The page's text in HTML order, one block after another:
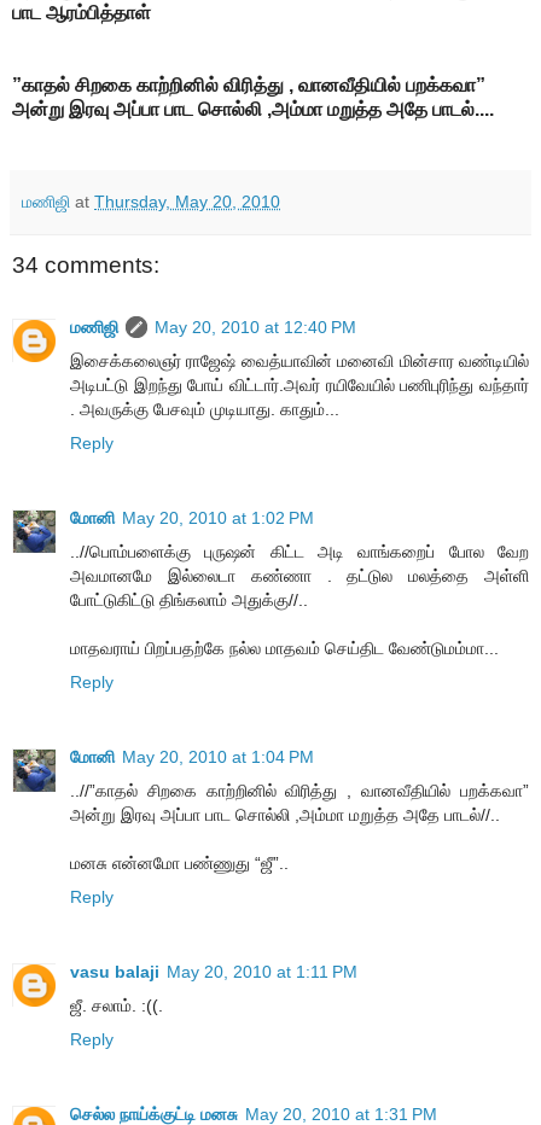
பாட ஆரம்பித்தாள்
”காதல் சிறகை காற்றினில் விரித்து , வானவீதியில் பறக்கவா”
அன்று இரவு அப்பா பாட சொல்லி ,அம்மா மறுத்த அதே பாடல்....
மணிஜி at Thursday, May 20, 2010
34 comments:
மணிஜி
May 20, 2010 at 12:40 PM
இசைக்கலைஞர் ராஜேஷ் வைத்யாவின் மனைவி மின்சார வண்டியில்
அடிபட்டு இறந்து போய் விட்டார்.அவர் ரயிவேயில் பணிபுரிந்து வந்தார்
. அவருக்கு பேசவும் முடியாது. காதும்...
Reply
மோனி May 20, 2010 at 1:02 PM
..//பொம்பளைக்கு புருஷன் கிட்ட அடி வாங்கறைப் போல வேற
அவமானமே இல்லைடா கண்ணா . தட்டுல மலத்தை அள்ளி
போட்டுகிட்டு திங்கலாம் அதுக்கு//..
மாதவராய் பிறப்பதற்கே நல்ல மாதவம் செய்திட வேண்டுமம்மா...
Reply
மோனி May 20, 2010 at 1:04 PM
..//”காதல் சிறகை காற்றினில் விரித்து , வானவீதியில் பறக்கவா”
அன்று இரவு அப்பா பாட சொல்லி ,அம்மா மறுத்த அதே பாடல்//..
மனசு என்னமோ பண்ணுது “ஜீ”..
Reply
vasu balaji May 20, 2010 at 1:11 PM
ஜீ. சலாம். :((.
Reply
செல்ல நாய்க்குட்டி மனசு May 20, 2010 at 1:31 PM